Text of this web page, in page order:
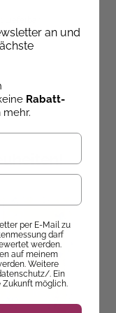
€
an und
Rabatt-
mehr.
per E-Mail zu
darf
werden.
auf meinem
Weitere
. Ein
möglich.